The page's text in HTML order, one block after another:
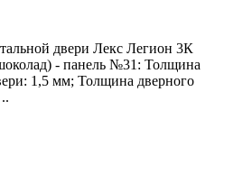
двери Лекс Легион 3К
- панель №31: Толщина
1,5 мм; Толщина дверного